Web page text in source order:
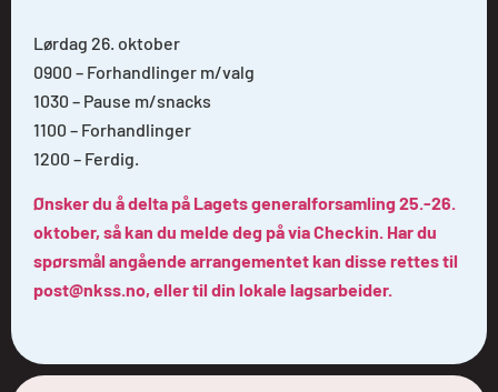
Lørdag 26. oktober
0900 – Forhandlinger m/valg
1030 – Pause m/snacks
1100 – Forhandlinger
1200 – Ferdig.
Ønsker du å delta på Lagets generalforsamling 25.-26.
oktober, så kan du melde deg på via Checkin. Har du
spørsmål angående arrangementet kan disse rettes til
post@nkss.no, eller til din lokale lagsarbeider.